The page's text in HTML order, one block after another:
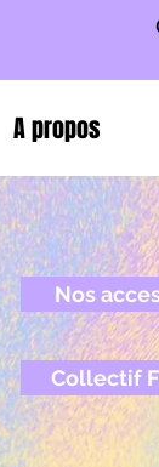
A propos
Nos
Collectif